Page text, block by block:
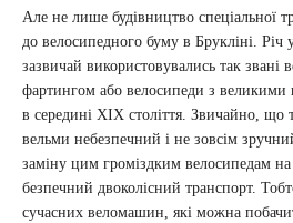
Але не лише будівництво спеціальної
до велосипедного буму в Брукліні.
зазвичай використовувались так звані
фартингом або велосипеди з великими
в середині ХІХ століття. Звичайно, що
вельми небезпечний і не зовсім
заміну цим громіздким велосипедам
безпечний двоколісний транспорт.
сучасних веломашин, які можна